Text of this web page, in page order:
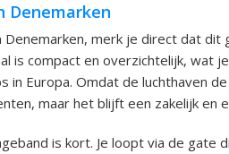
Denemarken
Denemarken, merk je direct dat dit
is compact en overzichtelijk, wat
Europa. Omdat de luchthaven
maar het blijft een zakelijk en
is kort. Je loopt via de gate